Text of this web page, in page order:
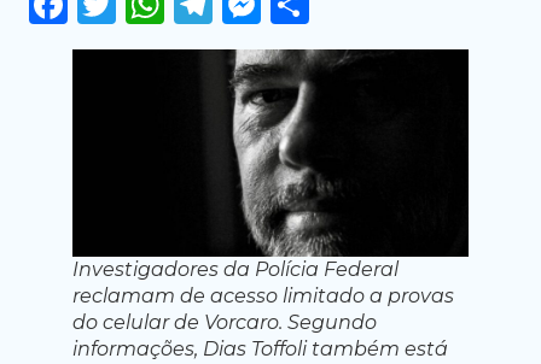
Investigadores da Polícia Federal
reclamam de acesso limitado a provas
do celular de Vorcaro. Segundo
informações, Dias Toffoli também está